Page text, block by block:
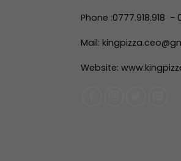
Phone :0777.918.918 -
Mail:
Website: